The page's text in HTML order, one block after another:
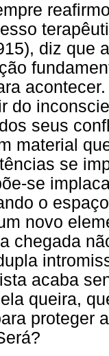
diz que
do
seus
material
se
se
o
novo
chegada
acaba
queira,
proteger